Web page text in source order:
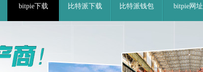
bitpie下载 比特派下载 比特派钱包 bitpie网址